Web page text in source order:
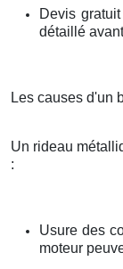
Devis
détaillé
Les causes d'un
Un rideau
:
Usure des
moteur